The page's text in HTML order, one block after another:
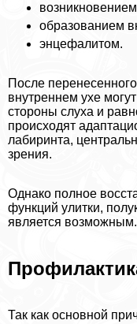
образованием
энцефалитом.
После
внутреннем ухе
стороны слуха и
происходят
лабиринта,
зрения.
Однако полное
функций улитки,
является возможным.
Так как основной